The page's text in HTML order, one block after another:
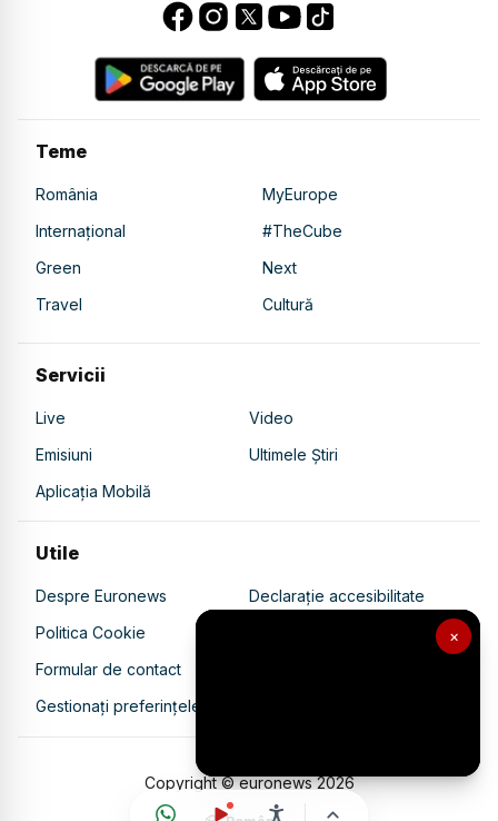
×
Teme
România
MyEurope
Internațional
#TheCube
Green
Next
Travel
Cultură
Servicii
Live
Video
Emisiuni
Ultimele Știri
Aplicația Mobilă
Utile
Despre Euronews
Declarație accesibilitate
Politica Cookie
Politica de confidențialitate
Formular de contact
Gestionați preferințele
Copyright © euronews2026